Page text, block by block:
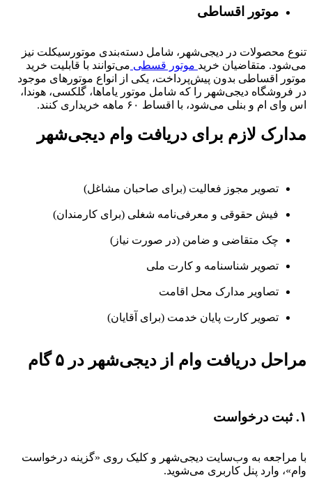
موتور اقساطی
تنوع محصولات در دیجی‌شهر، شامل دسته‌بندی موتورسیکلت نیز
می‌شود. متقاضیان خرید موتور قسطی می‌توانند با قابلیت خرید
موتور اقساطی بدون پیش‌پرداخت، یکی از انواع موتورهای موجود
در فروشگاه دیجی‌شهر را که شامل موتور یاماها، گلکسی، هوندا،
اس وای ام و بنلی می‌شود، با اقساط ۶۰ ماهه خریداری کنند.
مدارک لازم برای دریافت وام دیجی‌شهر
تصویر مجوز فعالیت (برای صاحبان مشاغل)
فیش حقوقی و معرفی‌نامه شغلی (برای کارمندان)
چک متقاضی و ضامن (در صورت نیاز)
تصویر شناسنامه و کارت ملی
تصاویر مدارک محل اقامت
تصویر کارت پایان خدمت (برای آقایان)
مراحل دریافت وام از دیجی‌شهر در ۵ گام
۱. ثبت درخواست
با مراجعه به وب‌سایت دیجی‌شهر و کلیک روی «گزینه درخواست
وام»، وارد پنل کاربری می‌شوید.